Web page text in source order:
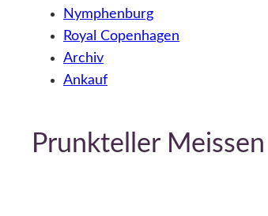
Nymphenburg
Royal Copenhagen
Archiv
Ankauf
Prunkteller